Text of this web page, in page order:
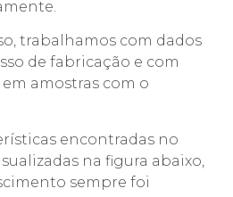
trabalhamos com dados
de fabricação e com
amostras com o
encontradas no
na figura abaixo,
sempre foi